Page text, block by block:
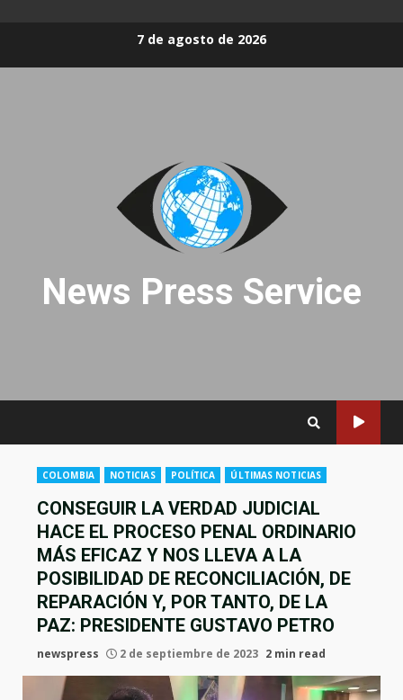
7 de agosto de 2026
News Press Service
COLOMBIA NOTICIAS POLÍTICA ÚLTIMAS NOTICIAS
CONSEGUIR LA VERDAD JUDICIAL
HACE EL PROCESO PENAL ORDINARIO
MÁS EFICAZ Y NOS LLEVA A LA
POSIBILIDAD DE RECONCILIACIÓN, DE
REPARACIÓN Y, POR TANTO, DE LA
PAZ: PRESIDENTE GUSTAVO PETRO
newspress 2 de septiembre de 2023 2 min read